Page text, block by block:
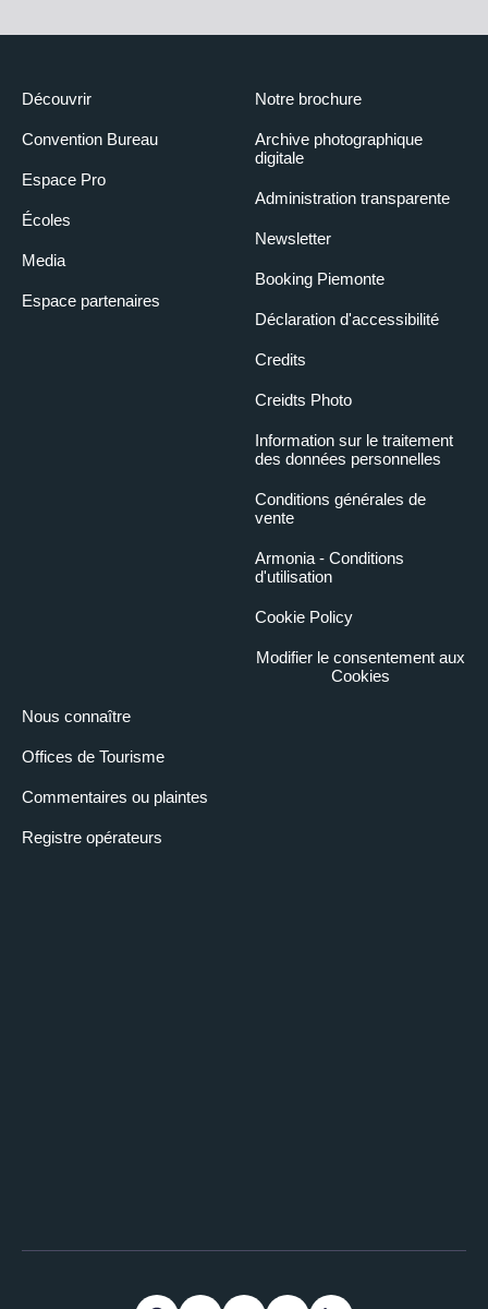
Découvrir
Convention Bureau
Espace Pro
Écoles
Media
Espace partenaires
Nous connaître
Offices de Tourisme
Commentaires ou plaintes
Registre opérateurs
Notre brochure
Archive photographique
digitale
Administration transparente
Newsletter
Booking Piemonte
Déclaration d'accessibilité
Credits
Creidts Photo
Information sur le traitement
des données personnelles
Conditions générales de
vente
Armonia - Conditions
d'utilisation
Cookie Policy
Modifier le consentement aux
Cookies